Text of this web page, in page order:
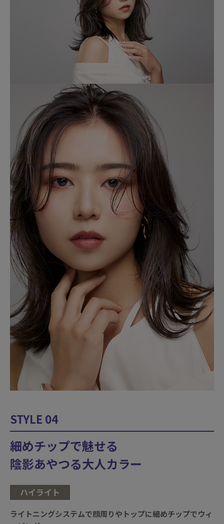
STYLE 04
細めチップで魅せる
陰影あやつる大人カラー
ハイライト
ライトニングシステムで顔周りやトップに細めチップでウィ